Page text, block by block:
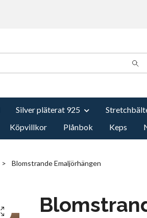
Silver pläterat 925
Köpvillkor Plånbok Keps
Blomstrande Emaljörhängen